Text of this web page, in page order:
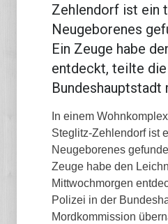
Zehlendorf ist ein
Neugeborenes
Ein Zeuge habe
entdeckt, teilte
Bundeshauptstadt
In einem
Steglitz-Zehlendorf ist
Neugeborenes
Zeuge habe den
Mittwochmorgen
Polizei in der
Mordkommission